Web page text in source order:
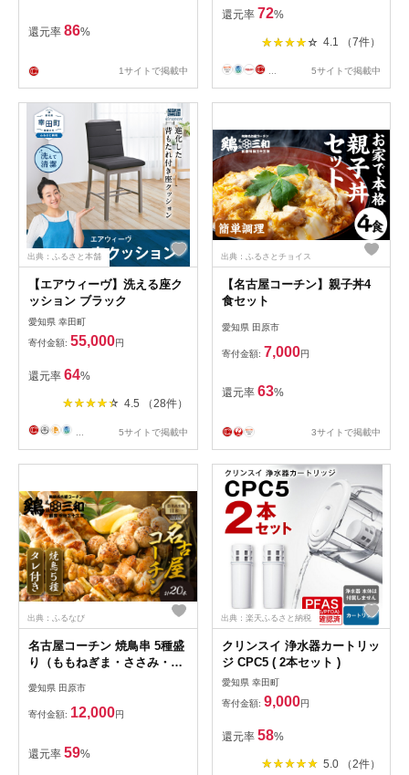
べい エビ煎餅 えび煎餅 エビ
せんべい 魚介 海鮮 お菓子 海
人気お菓子 おすすめお菓子
美味しいおかし スイーツ ギ
フト おすすめ 人気 菓子 おか
し おつまみ おやつ せんべい
還元率 86%
1サイトで掲載中
還元率 72%
4.1 （7件）
5サイトで掲載中
出典：ふるさと本舗
【エアウィーヴ】洗える座ク
ッション ブラック
愛知県 幸田町
寄付金額: 55,000円
還元率 64%
4.5 （28件）
5サイトで掲載中
出典：ふるさとチョイス
【名古屋コーチン】親子丼4
食セット
愛知県 田原市
寄付金額: 7,000円
還元率 63%
3サイトで掲載中
出典：ふるなび
名古屋コーチン 焼鳥串 5種盛
り（ももねぎま・ささみ・ぼ
たれ付き
愛知県 田原市
寄付金額: 12,000円
還元率 59%
出典：楽天ふるさと納税
クリンスイ 浄水器カートリッ
ジ CPC5 ( 2本セット )
愛知県 幸田町
寄付金額: 9,000円
還元率 58%
5.0 （2件）